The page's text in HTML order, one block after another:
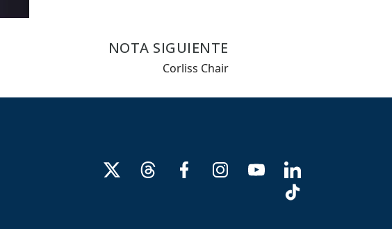
NOTA SIGUIENTE
Corliss Chair